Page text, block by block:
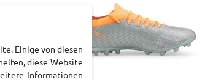
Einige von diesen
diese Website
Informationen